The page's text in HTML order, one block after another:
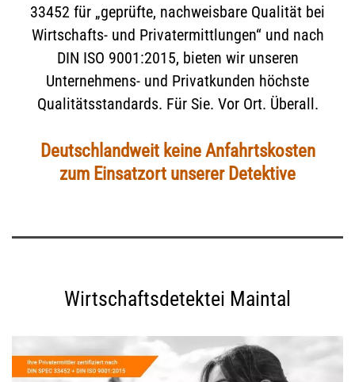
33452 für „geprüfte, nachweisbare Qualität bei
Wirtschafts- und Privatermittlungen“ und nach
DIN ISO 9001:2015, bieten wir unseren
Unternehmens- und Privatkunden höchste
Qualitätsstandards. Für Sie. Vor Ort. Überall.
Deutschlandweit keine Anfahrtskosten
zum Einsatzort unserer Detektive
Wirtschaftsdetektei Maintal